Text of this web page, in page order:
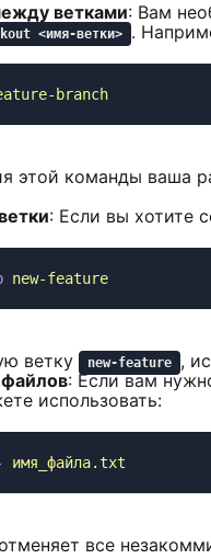
ветками: Вам
<имя-ветки> .
этой команды ваша
: Если вы хотите
ветку new-feature
,
: Если вам
использовать:
все